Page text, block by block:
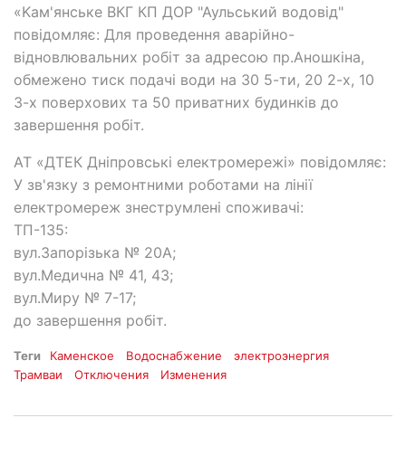
«Kам'янське ВКГ КП ДОР "Аульський водовід"
повідомляє: Для проведення аварійно-
відновлювальних робіт за адресою пр.Аношкіна,
обмежено тиск подачі води на 30 5-ти, 20 2-х, 10
3-х поверхових та 50 приватних будинків до
завершення робіт.
АТ «ДТЕК Дніпровські електромережі» повідомляє:
У зв'язку з ремонтними роботами на лінії
електромереж знеструмлені споживачі:
ТП-135:
вул.Запорізька № 20А;
вул.Медична № 41, 43;
вул.Миру № 7-17;
до завершення робіт.
Теги Каменское Водоснабжение
электроэнергия
Трамваи
Отключения Изменения